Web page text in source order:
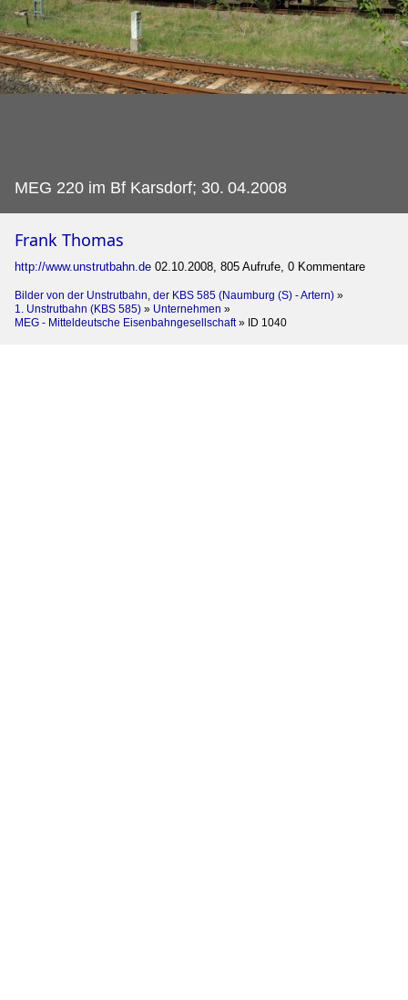
MEG 220 im Bf Karsdorf; 30. 04.2008
Frank Thomas
http://www.unstrutbahn.de 02.10.2008, 805 Aufrufe, 0 Kommentare
Bilder von der Unstrutbahn, der KBS 585 (Naumburg (S) - Artern) »
1. Unstrutbahn (KBS 585) » Unternehmen »
MEG - Mitteldeutsche Eisenbahngesellschaft» ID 1040